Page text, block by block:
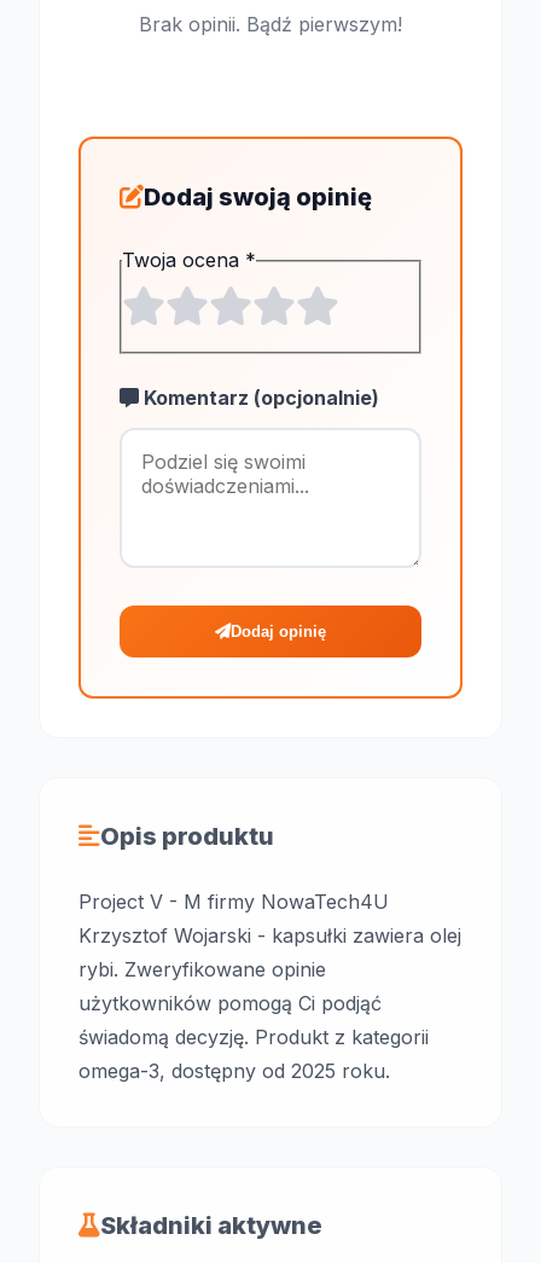
Brak opinii. Bądź pierwszym!
Dodaj swoją opinię
Twoja ocena *
Komentarz (opcjonalnie)
Maksymalnie
Dodaj opinię
Opis produktu
Project V - M firmy NowaTech4U
Krzysztof Wojarski - kapsułki zawiera olej
rybi. Zweryfikowane opinie
użytkowników pomogą Ci podjąć
świadomą decyzję. Produkt z kategorii
omega-3, dostępny od 2025 roku.
Składniki aktywne